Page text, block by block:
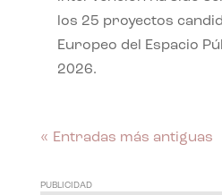
los 25 proyectos
Europeo del Espacio
2026.
« Entradas más antiguas
PUBLICIDAD